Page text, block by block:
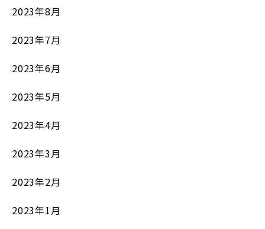
2023年8月
2023年7月
2023年6月
2023年5月
2023年4月
2023年3月
2023年2月
2023年1月